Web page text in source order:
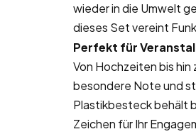
wieder in die Umwelt
dieses Set vereint
Perfekt für
Von Hochzeiten bis
besondere Note und
Plastikbesteck behält
Zeichen für Ihr